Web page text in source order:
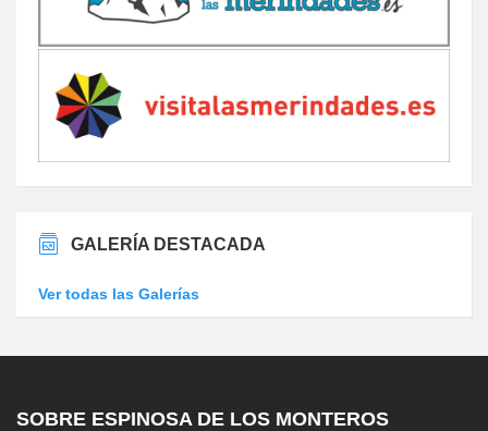
GALERÍA DESTACADA
Ver todas las Galerías
SOBRE ESPINOSA DE LOS MONTEROS